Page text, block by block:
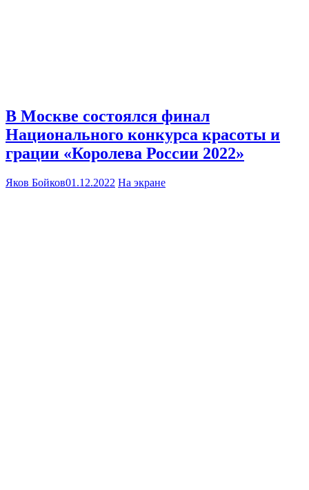
В Москве состоялся финал
Национального конкурса красоты и
грации «Королева России 2022»
Яков Бойков01.12.2022 На экране